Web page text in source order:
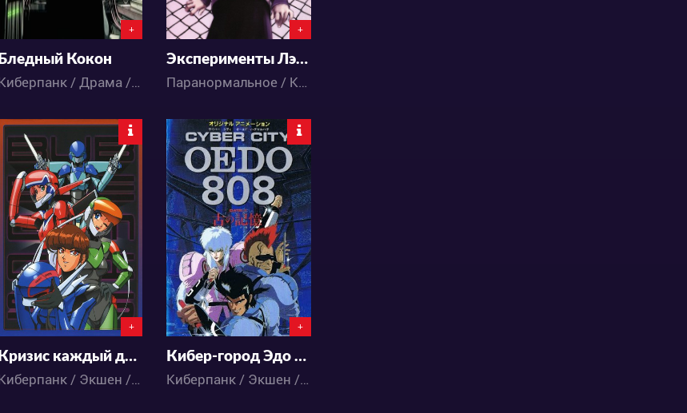
+
Бледный Кокон
Киберпанк / Драма / Сёнэн / Фантастика / Аниме
+
Эксперименты Лэйн
Паранормальное / Киберпанк / Мистика / Психология / Драма / Фантастика / Аниме
13526
0 6
+
Кризис каждый день
Киберпанк / Экшен / Меха / Приключения / Сёнэн / Фантастика / Аниме
35776
0 52
+
Кибер-город Эдо 808
Киберпанк / Экшен / Меха / Приключения / Сёнэн / Фантастика / Аниме